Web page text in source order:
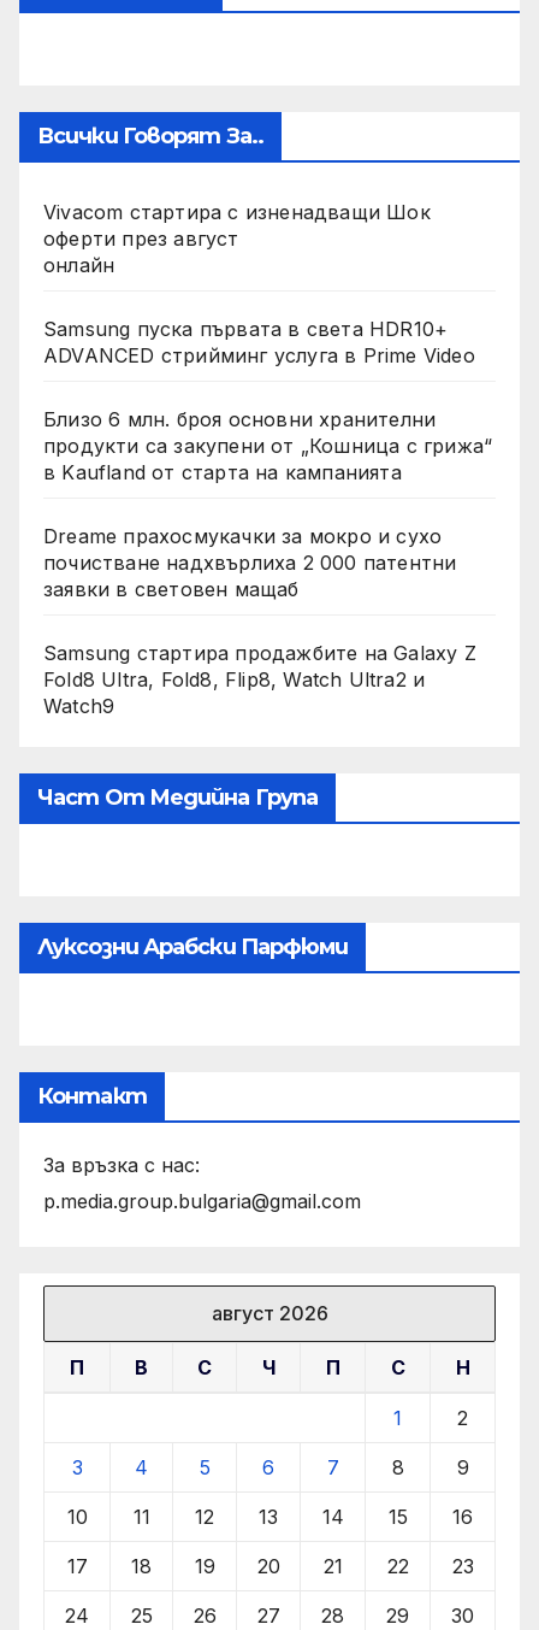
Всички Говорят За..
Vivacom стартира с изненадващи Шок
оферти през август
онлайн
Samsung пуска първата в света HDR10+
ADVANCED стрийминг услуга в Prime Video
Близо 6 млн. броя основни хранителни
продукти са закупени от „Кошница с грижа“
в Kaufland от старта на кампанията
Dreame прахосмукачки за мокро и сухо
почистване надхвърлиха 2 000 патентни
заявки в световен мащаб
Samsung стартира продажбите на Galaxy Z
Fold8 Ultra, Fold8, Flip8, Watch Ultra2 и
Watch9
Част От Медийна Група
Луксозни Арабски Парфюми
Контакт
За връзка с нас:
p.media.group.bulgaria@gmail.com
август 2026
П В С Ч П С Н
1 2
3 4 5 6 7 8 9
10 11 12 13 14 15 16
17 18 19 20 21 22 23
24 25 26 27 28 29 30